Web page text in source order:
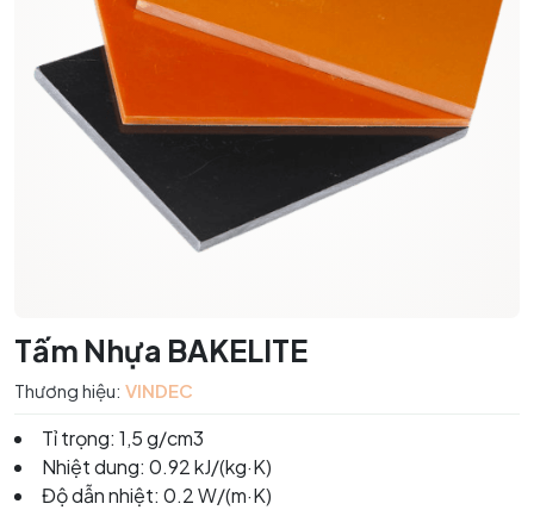
Tấm Nhựa BAKELITE
Thương hiệu: VINDEC
Tỉ trọng: 1,5 g/cm3
Nhiệt dung: 0.92 kJ/(kg·K)
Độ dẫn nhiệt: 0.2 W/(m·K)